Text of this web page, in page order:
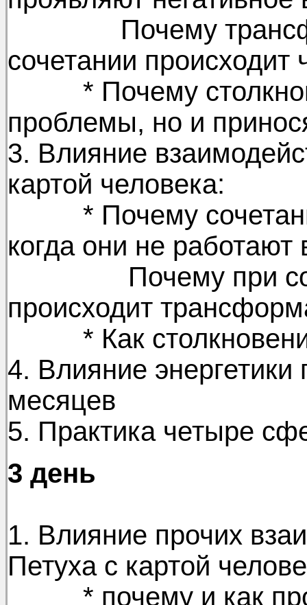
Почему
сочетании происходит
* Почему
проблемы, но и
3. Влияние
картой человека:
* Почему
когда они не работают
Почему при
происходит
* Как
4. Влияние
месяцев
5. Практика четыре
3 день
1. Влияние прочих
Петуха с картой
* почему и как